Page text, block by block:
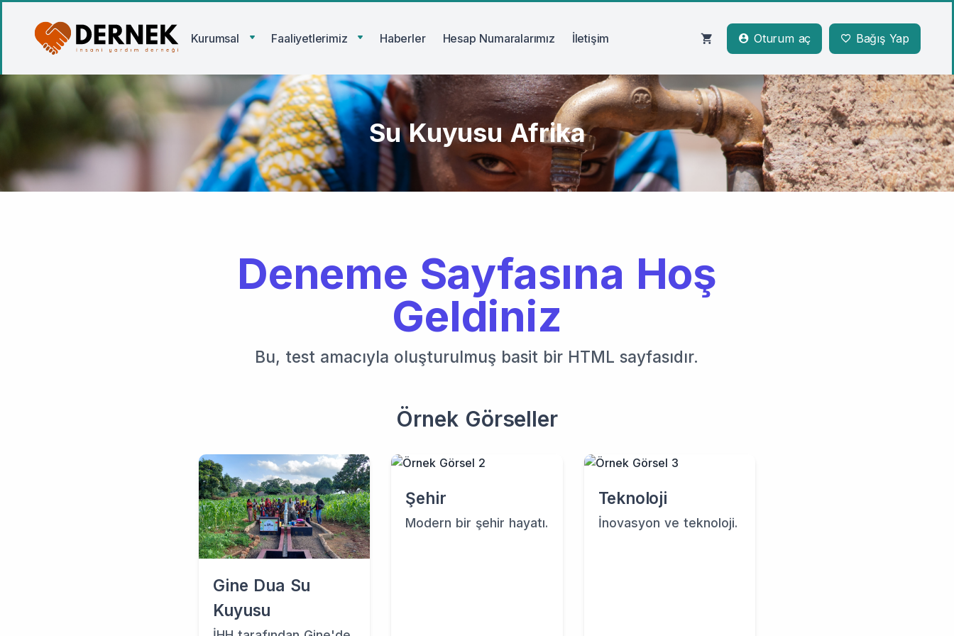
Kurumsal Faaliyetlerimiz Haberler Hesap Numaralarımız İletişim Oturum aç Bağış Yap
Su Kuyusu Afrika
Deneme Sayfasına Hoş
Geldiniz
Bu, test amacıyla oluşturulmuş basit bir HTML sayfasıdır.
Örnek Görseller
Gine Dua Su
Kuyusu
Şehir
Modern bir şehir hayatı.
Teknoloji
İnovasyon ve teknoloji.